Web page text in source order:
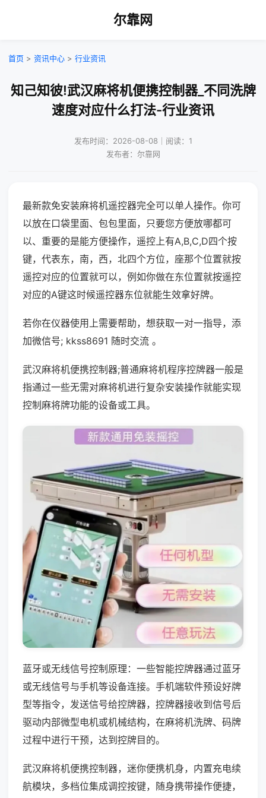
尔靠网
首页 > 资讯中心 > 行业资讯
知己知彼!武汉麻将机便携控制器_不同洗牌
速度对应什么打法-行业资讯
发布时间：2026-08-08｜阅读：1
发布者：尔靠网
最新款免安装麻将机遥控器完全可以单人操作。你可
以放在口袋里面、包包里面，只要您方便放哪都可
以、重要的是能方便操作，遥控上有A,B,C,D四个按
键，代表东，南，西，北四个方位，座那个位置就按
遥控对应的位置就可以，例如你做在东位置就按遥控
对应的A键这时候遥控器东位就能生效拿好牌。
若你在仪器使用上需要帮助，想获取一对一指导，添
加微信号; kkss8691 随时交流 。
武汉麻将机便携控制器;普通麻将机程序控牌器一般是
指通过一些无需对麻将机进行复杂安装操作就能实现
控制麻将牌功能的设备或工具。
蓝牙或无线信号控制原理：一些智能控牌器通过蓝牙
或无线信号与手机等设备连接。手机端软件预设好牌
型等指令，发送信号给控牌器，控牌器接收到信号后
驱动内部微型电机或机械结构，在麻将机洗牌、码牌
过程中进行干预，达到控牌目的。
武汉麻将机便携控制器，迷你便携机身，内置充电续
航模块，多档位集成调控按键，随身携带操作便捷，